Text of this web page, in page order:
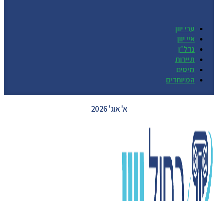
ערי יוון
איי יוון
נדל״ן
תיירות
מיסים
המיוחדים
א' אוג' 2026